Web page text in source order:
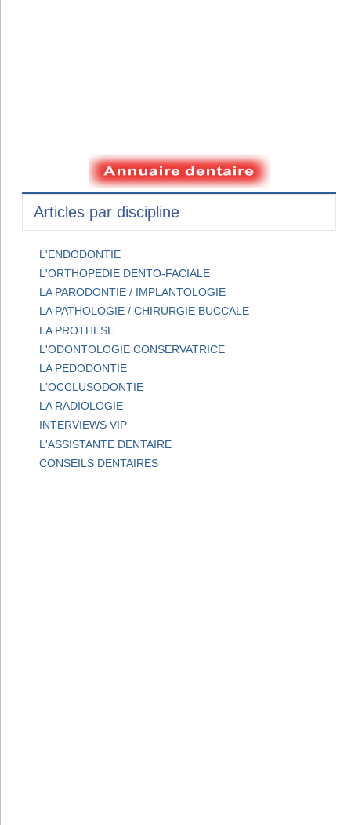
Articles par discipline
L'ENDODONTIE
L'ORTHOPEDIE DENTO-FACIALE
LA PARODONTIE / IMPLANTOLOGIE
LA PATHOLOGIE / CHIRURGIE BUCCALE
LA PROTHESE
L'ODONTOLOGIE CONSERVATRICE
LA PEDODONTIE
L'OCCLUSODONTIE
LA RADIOLOGIE
INTERVIEWS VIP
L'ASSISTANTE DENTAIRE
CONSEILS DENTAIRES